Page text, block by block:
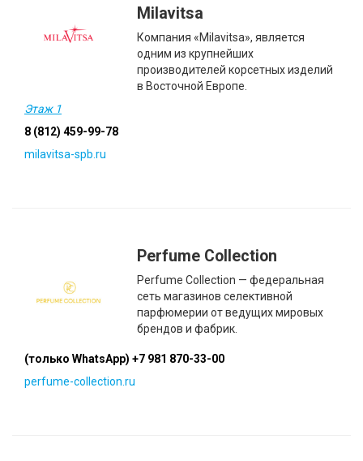
Milavitsa
Компания «Milavitsa», является
одним из крупнейших
производителей корсетных изделий
в Восточной Европе.
Этаж 1
8 (812) 459-99-78
milavitsa-spb.ru
Perfume Collection
Perfume Collection — федеральная
сеть магазинов селективной
парфюмерии от ведущих мировых
брендов и фабрик.
(только WhatsApp) +7 981 870-33-00
perfume-collection.ru